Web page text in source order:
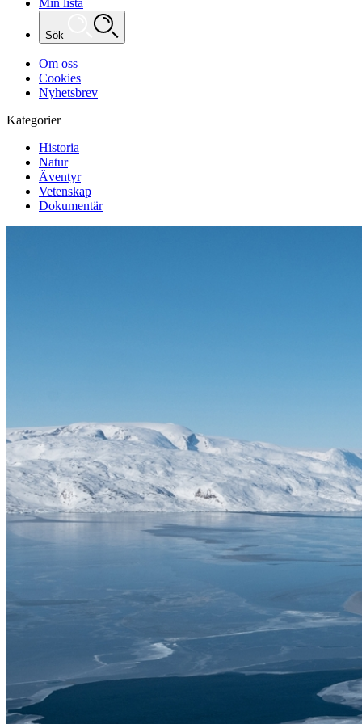
Min lista
Sök
Om oss
Cookies
Nyhetsbrev
Kategorier
Historia
Natur
Äventyr
Vetenskap
Dokumentär